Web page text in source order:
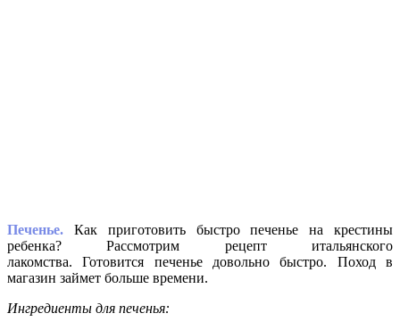
Печенье. Как приготовить быстро печенье на крестины
ребенка? Рассмотрим рецепт итальянского
лакомства. Готовится печенье довольно быстро. Поход в
магазин займет больше времени.
Ингредиенты для печенья: